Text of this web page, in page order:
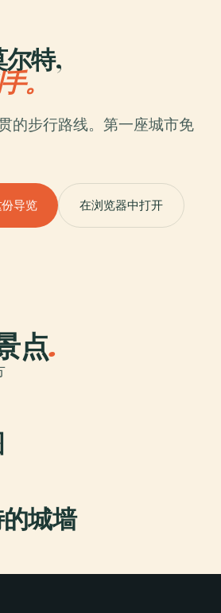
尔特,
。
的步行路线。第一座城市免
导览 在浏览器中打开
点.
城墙